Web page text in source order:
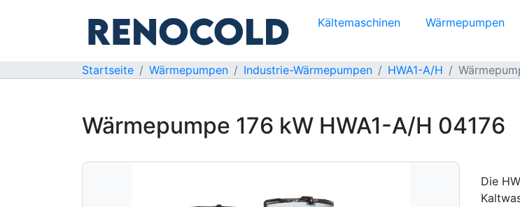
Kältemaschinen Wärmepumpen
Startseite Wärmepumpen Industrie-Wärmepumpen HWA1-A/H
Wärmepumpe 176 kW HWA1-A/H 04176
Die